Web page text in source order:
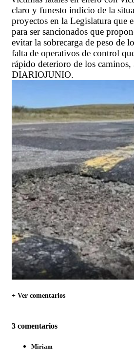
claro y funesto indicio de la
proyectos en la Legislatura que
para ser sancionados que
evitar la sobrecarga de peso de
falta de operativos de control
rápido deterioro de los caminos,
DIARIOJUNIO.
+ Ver comentarios
3 comentarios
Miriam